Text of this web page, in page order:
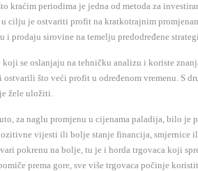
kraćim periodima je jedna od metoda za
cilju je ostvariti profit na kratkotrajnim
i prodaju sirovine na temelju predodređene
koji se oslanjaju na tehničku analizu i koriste
što veći profit u određenom vremenu. S
žele uložiti.
za naglu promjenu u cijenama paladija, bilo je
vijesti ili bolje stanje financija, smjernice
pokrenu na bolje, tu je i horda trgovaca koji
prema gore, sve više trgovaca počinje